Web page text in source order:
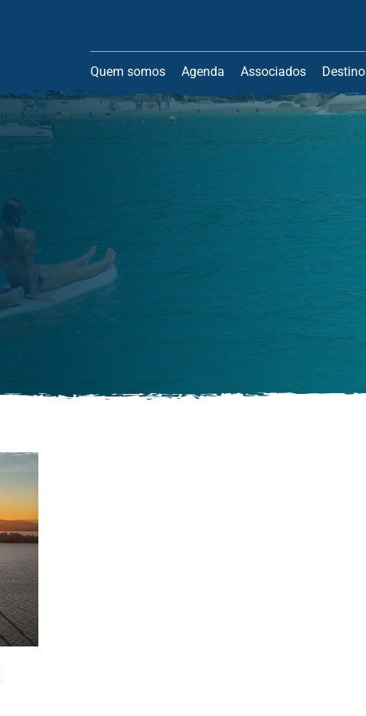
Quem somos Agenda Associados Destino